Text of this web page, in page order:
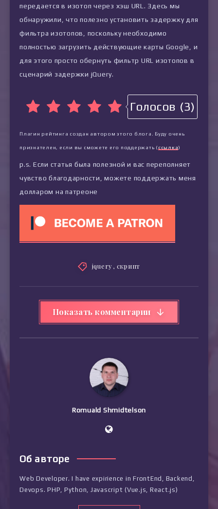
передается в изотоп через хэш URL. Здесь мы
обнаружили, что полезно установить задержку для
фильтра изотопов, поскольку необходимо
полностью загрузить действующие карты Google, и
для этого просто обернуть фильтр URL изотопов в
сценарий задержки jQuery.
Голосов (3)
Плагин рейтинга создан автором этого блога. Буду очень
признателен, если вы сможете его поддержать (ссылка)
p.s. Если статья была полезной и вас переполняет
чувство благодарности, можете поддержать меня
долларом на патреоне
jquery, скрипт
Показать комментарии
Romuald Shmidtelson
Об авторе
Web Developer. I have expirience in FrontEnd, Backend,
Devops. PHP, Python, Javascript (Vue.js, React.js)